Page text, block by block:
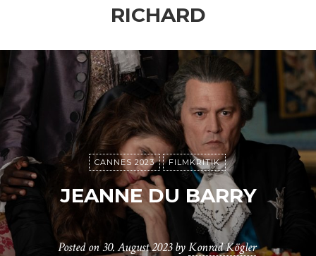
RICHARD
CANNES 2023 FILMKRITIK
JEANNE DU BARRY
Posted on30. August 2023 byKonrad Kögler